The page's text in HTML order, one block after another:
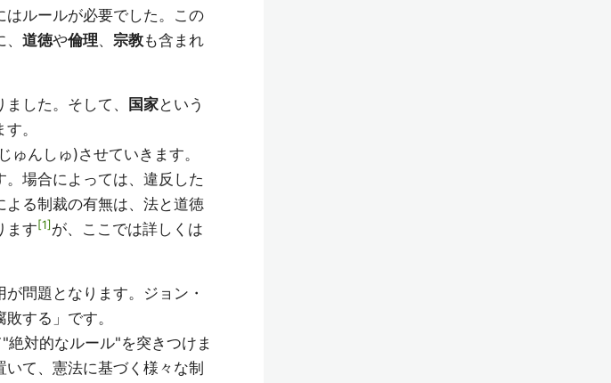
はルールが必要でした。この
道徳や倫理、 宗教も含まれ
した。そして、 国家という
。
んしゅ)させていきます。
場合によっては、違反した
よる制裁の有無は、法と道徳
ます 1 が、ここでは詳しくは
問題となります。ジョン・
する」です。
対的なルール"を突きつけま
て、憲法に基づく様々な制